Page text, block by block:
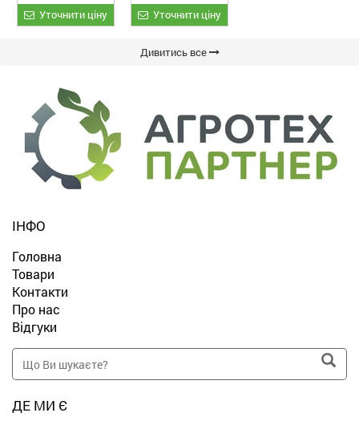
Уточнити ціну Уточнити ціну
Дивитись все
ІНФО
Головна
Товари
Контакти
Про нас
Відгуки
ДЕ МИ Є